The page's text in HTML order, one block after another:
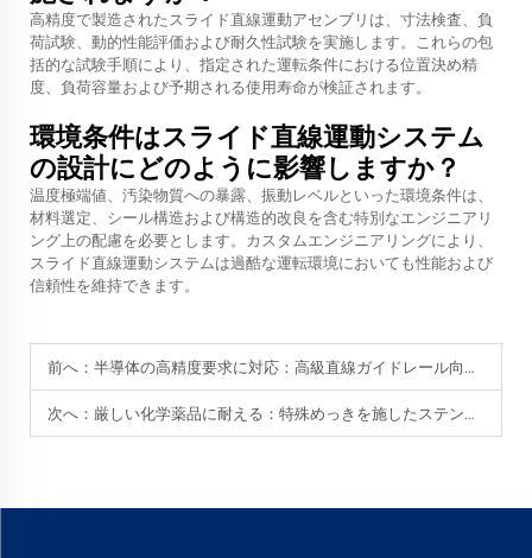
高精度で製造されたスライド直線運動アセンブリは、寸法検査、負
荷試験、動的性能評価および耐久性試験を実施します。これらの包
括的な試験手順により、指定された運転条件における位置決め精
度、負荷容量および予期される使用寿命が検証されます。
環境条件はスライド直線運動システム
の設計にどのように影響しますか？
温度極端値、汚染物質への暴露、振動レベルといった環境条件は、
材料選定、シール構造および構造的改良を含む特別なエンジニアリ
ング上の配慮を必要とします。カスタムエンジニアリングにより、
スライド直線運動システムは過酷な運転環境においても性能および
信頼性を維持できます。
前へ： 半導体の高精度要求に対応：高級直線ガイドレール向けカスタム電気めっきプロセス
次へ： 厳しい化学薬品に耐える：特殊めっきを施したステンレス鋼製カスタムスライド直線運動部品。